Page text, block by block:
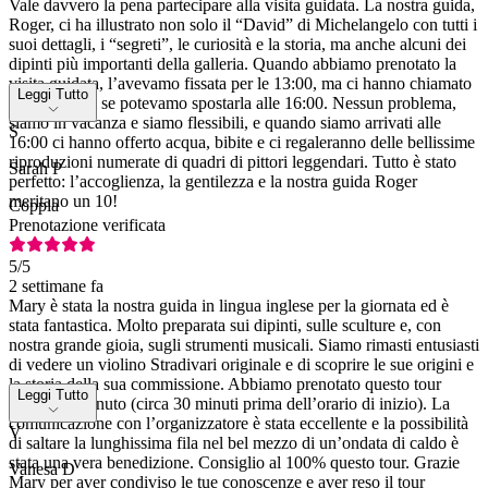
Vale davvero la pena partecipare alla visita guidata. La nostra guida,
Roger, ci ha illustrato non solo il “David” di Michelangelo con tutti i
suoi dettagli, i “segreti”, le curiosità e la storia, ma anche alcuni dei
dipinti più importanti della galleria. Quando abbiamo prenotato la
visita guidata, l’avevamo fissata per le 13:00, ma ci hanno chiamato
per chiederci se potevamo spostarla alle 16:00. Nessun problema,
siamo in vacanza e siamo flessibili, e quando siamo arrivati alle
16:00 ci hanno offerto acqua, bibite e ci regaleranno delle bellissime
riproduzioni numerate di quadri di pittori leggendari. Tutto è stato
perfetto: l’accoglienza, la gentilezza e la nostra guida Roger
meritano un 10!
Leggi Tutto
S
Sarah P
Coppia
Prenotazione verificata
5/5
2 settimane fa
Mary è stata la nostra guida in lingua inglese per la giornata ed è
stata fantastica. Molto preparata sui dipinti, sulle sculture e, con
nostra grande gioia, sugli strumenti musicali. Siamo rimasti entusiasti
di vedere un violino Stradivari originale e di scoprire le sue origini e
la storia della sua commissione. Abbiamo prenotato questo tour
all’ultimo minuto (circa 30 minuti prima dell’orario di inizio). La
comunicazione con l’organizzatore è stata eccellente e la possibilità
di saltare la lunghissima fila nel bel mezzo di un’ondata di caldo è
stata una vera benedizione. Consiglio al 100% questo tour. Grazie
Mary per aver condiviso le tue conoscenze e aver reso il tour
Leggi Tutto
V
Vanesa D